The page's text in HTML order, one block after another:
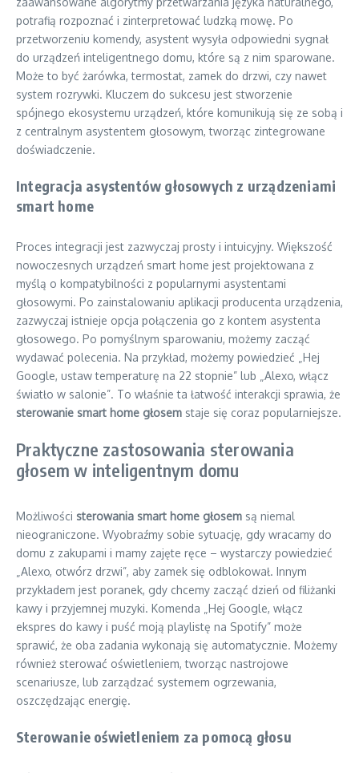
potrafią rozpoznać i zinterpretować ludzką mowę. Po
przetworzeniu komendy, asystent wysyła odpowiedni sygnał
do urządzeń inteligentnego domu, które są z nim sparowane.
Może to być żarówka, termostat, zamek do drzwi, czy nawet
system rozrywki. Kluczem do sukcesu jest stworzenie
spójnego ekosystemu urządzeń, które komunikują się ze sobą i
z centralnym asystentem głosowym, tworząc zintegrowane
doświadczenie.
Integracja asystentów głosowych z urządzeniami
smart home
Proces integracji jest zazwyczaj prosty i intuicyjny. Większość
nowoczesnych urządzeń smart home jest projektowana z
myślą o kompatybilności z popularnymi asystentami
głosowymi. Po zainstalowaniu aplikacji producenta urządzenia,
zazwyczaj istnieje opcja połączenia go z kontem asystenta
głosowego. Po pomyślnym sparowaniu, możemy zacząć
wydawać polecenia. Na przykład, możemy powiedzieć „Hej
Google, ustaw temperaturę na 22 stopnie” lub „Alexo, włącz
światło w salonie”. To właśnie ta łatwość interakcji sprawia, że
sterowanie smart home głosem staje się coraz popularniejsze.
Praktyczne zastosowania sterowania
głosem w inteligentnym domu
Możliwości sterowania smart home głosem są niemal
nieograniczone. Wyobraźmy sobie sytuację, gdy wracamy do
domu z zakupami i mamy zajęte ręce – wystarczy powiedzieć
„Alexo, otwórz drzwi”, aby zamek się odblokował. Innym
przykładem jest poranek, gdy chcemy zacząć dzień od filiżanki
kawy i przyjemnej muzyki. Komenda „Hej Google, włącz
ekspres do kawy i puść moją playlistę na Spotify” może
sprawić, że oba zadania wykonają się automatycznie. Możemy
również sterować oświetleniem, tworząc nastrojowe
scenariusze, lub zarządzać systemem ogrzewania,
oszczędzając energię.
Sterowanie oświetleniem za pomocą głosu